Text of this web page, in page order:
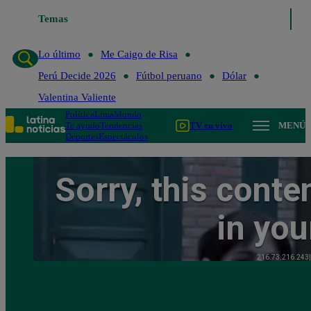
Temas
Lo último
Me Caigo de Risa
Perú Decide 2026
Fútbol peruano
Dólar
Valentina Valiente
PolíticaLimaMundo
Te ayudoTendencias
DeportesEspectáculos
TV en vivo MENÚ